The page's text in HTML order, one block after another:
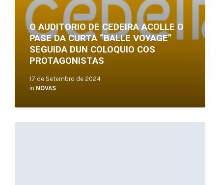
O AUDITORIO DE CEDEIRA ACOLLE O
PASE DA CURTA “BALLE VOYAGE”
SEGUIDA DUN COLOQUIO COS
PROTAGONISTAS
17 de Setembro de 2024
in NOVAS